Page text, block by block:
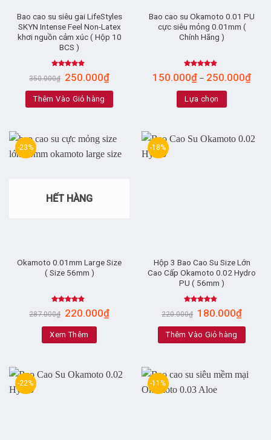
Bao cao su siêu gai LifeStyles
SKYN Intense Feel Non-Latex
khơi nguồn cảm xúc ( Hộp 10
BCS )
Rated 4.63
out of 5
350.000₫ 250.000₫
Thêm Vào Giỏ hàng
Bao cao su Okamoto 0.01 PU
cực siêu mỏng 0.01mm (
Chính Hãng )
Rated
4.89
out of 5
150.000₫ – 250.000₫
Lựa chọn
-23%
HẾT HÀNG
Okamoto 0.01mm Large Size
( Size 56mm )
Rated4.50
out of 5
287.000₫ 220.000₫
Xem Thêm
-18%
Hộp 3 Bao Cao Su Size Lớn
Cao Cấp Okamoto 0.02 Hydro
PU ( 56mm )
Rated 4.50
out of 5
220.000₫ 180.000₫
Thêm Vào Giỏ hàng
-22% -11%